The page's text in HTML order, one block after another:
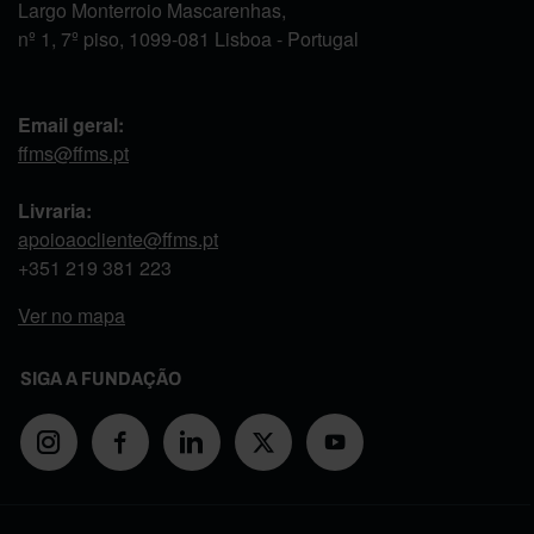
Largo Monterroio Mascarenhas,
nº 1, 7º piso, 1099-081 Lisboa - Portugal
Email geral:
ffms@ffms.pt
Livraria:
apoioaocliente@ffms.pt
+351 219 381 223
Ver no mapa
SIGA A FUNDAÇÃO